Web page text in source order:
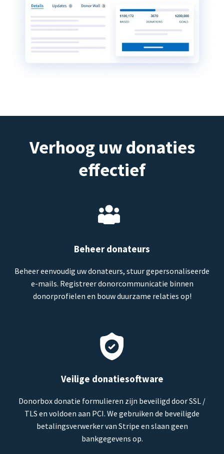
Verhoog uw donaties
effectief
Beheer donateurs
Beheer eenvoudig uw donateurs, stuur gepersonaliseerde
e-mails. Registreer donorcommunicatie binnen
donorprofielen en bouw duurzame relaties op!
Veilige donatiesoftware
Donorbox donatie formulieren zijn beveiligd door SSL /
TLS en voldoen aan PCI. We gebruiken de beveiligde
betalingsverwerker van Stripe en slaan geen
bankgegevens op.